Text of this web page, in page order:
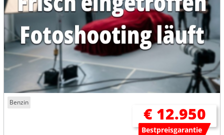
Benzin
€ 12.950
Bestpreisgarantie